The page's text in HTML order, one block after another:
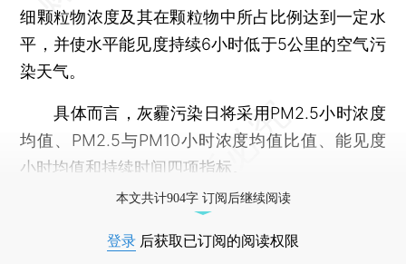
细颗粒物浓度及其在颗粒物中所占比例达到一定水
平，并使水平能见度持续6小时低于5公里的空气污
染天气。
具体而言，灰霾污染日将采用PM2.5小时浓度
均值、PM2.5与PM10小时浓度均值比值、能见度
小时均值和持续时间四项指标。
本文共计904字 订阅后继续阅读
登录 后获取已订阅的阅读权限